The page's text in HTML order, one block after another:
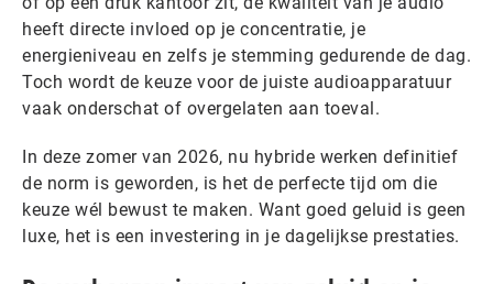
heeft directe invloed op je concentratie, je
energieniveau en zelfs je stemming gedurende de dag.
Toch wordt de keuze voor de juiste audioapparatuur
vaak onderschat of overgelaten aan toeval.
In deze zomer van 2026, nu hybride werken definitief
de norm is geworden, is het de perfecte tijd om die
keuze wél bewust te maken. Want goed geluid is geen
luxe, het is een investering in je dagelijkse prestaties.